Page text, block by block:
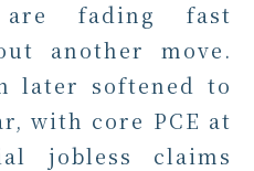
fading fast
another move.
later softened to
with core PCE at
jobless claims